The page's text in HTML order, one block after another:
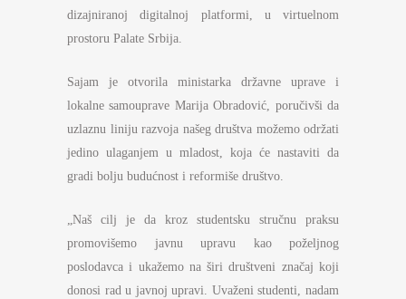
dizajniranoj digitalnoj platformi, u virtuelnom
prostoru Palate Srbija.
Sajam je otvorila ministarka državne uprave i
lokalne samouprave Marija Obradović, poručivši da
uzlaznu liniju razvoja našeg društva možemo održati
jedino ulaganjem u mladost, koja će nastaviti da
gradi bolju budućnost i reformiše društvo.
„Naš cilj je da kroz studentsku stručnu praksu
promovišemo javnu upravu kao poželjnog
poslodavca i ukažemo na širi društveni značaj koji
donosi rad u javnoj upravi. Uvaženi studenti, nadam